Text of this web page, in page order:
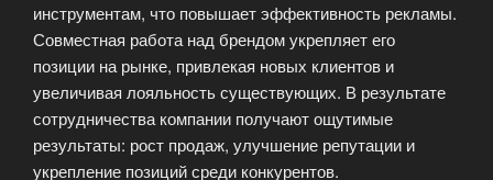
инструментам, что повышает эффективность рекламы.
Совместная работа над брендом укрепляет его
позиции на рынке, привлекая новых клиентов и
увеличивая лояльность существующих. В результате
сотрудничества компании получают ощутимые
результаты: рост продаж, улучшение репутации и
укрепление позиций среди конкурентов.